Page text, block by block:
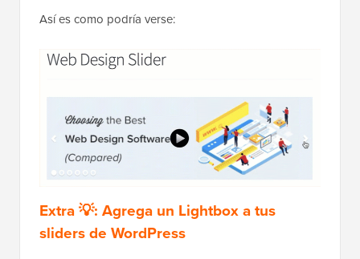
Así es como podría verse:
Extra 💡: Agrega un Lightbox a tus
sliders de WordPress